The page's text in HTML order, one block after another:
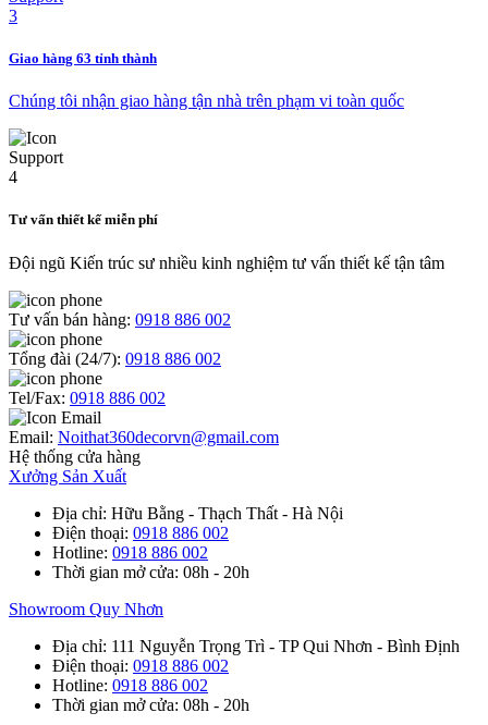
Giao hàng 63 tỉnh thành
Chúng tôi nhận giao hàng tận nhà trên phạm vi toàn quốc
Tư vấn thiết kế miễn phí
Đội ngũ Kiến trúc sư nhiều kinh nghiệm tư vấn thiết kế tận tâm
Tư vấn bán hàng: 0918 886 002
Tổng đài (24/7): 0918 886 002
Tel/Fax: 0918 886 002
Email: Noithat360decorvn@gmail.com
Hệ thống cửa hàng
Xưởng Sản Xuất
Địa chỉ: Hữu Bằng - Thạch Thất - Hà Nội
Điện thoại: 0918 886 002
Hotline: 0918 886 002
Thời gian mở cửa: 08h - 20h
Showroom Quy Nhơn
Địa chỉ: 111 Nguyễn Trọng Trì - TP Qui Nhơn - Bình Định
Điện thoại: 0918 886 002
Hotline: 0918 886 002
Thời gian mở cửa: 08h - 20h